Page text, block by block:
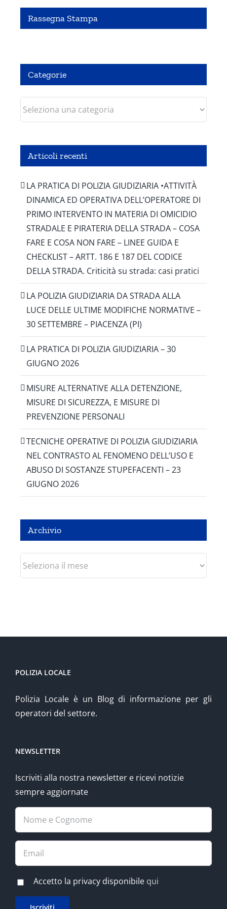
Rassegna Stampa
Pubbliredazionale – Crocevia 07 Agosto 2020
Categorie
Categorie
Articoli recenti
LA PRATICA DI POLIZIA GIUDIZIARIA •ATTIVITÀ
DINAMICA ED OPERATIVA DELL’OPERATORE DI
PRIMO INTERVENTO IN MATERIA DI OMICIDIO
STRADALE E PIRATERIA DELLA STRADA – COSA
FARE E COSA NON FARE – LINEE GUIDA E
CHECKLIST – ARTT. 186 E 187 DEL CODICE
DELLA STRADA. Criticità su strada: casi pratici
LA POLIZIA GIUDIZIARIA DA STRADA ALLA
LUCE DELLE ULTIME MODIFICHE NORMATIVE –
30 SETTEMBRE – PIACENZA (PI)
LA PRATICA DI POLIZIA GIUDIZIARIA – 30
GIUGNO 2026
MISURE ALTERNATIVE ALLA DETENZIONE,
MISURE DI SICUREZZA, E MISURE DI
PREVENZIONE PERSONALI
TECNICHE OPERATIVE DI POLIZIA GIUDIZIARIA
NEL CONTRASTO AL FENOMENO DELL’USO E
ABUSO DI SOSTANZE STUPEFACENTI – 23
GIUGNO 2026
Archivio
Archivio
POLIZIA LOCALE
Polizia Locale è un Blog di informazione per gli
operatori del settore.
NEWSLETTER
Iscriviti alla nostra newsletter e ricevi notizie
sempre aggiornate
Accetto la privacy disponibile qui